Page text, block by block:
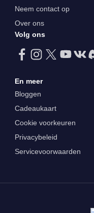
Neem contact op
Over ons
Volg ons
En meer
Bloggen
Cadeaukaart
Cookie voorkeuren
Privacybeleid
Servicevoorwaarden